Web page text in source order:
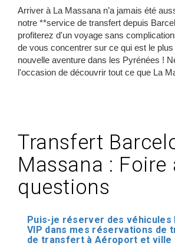
Arriver à La Massana n’a jamais été
notre **service de transfert depuis
profiterez d'un voyage sans
de vous concentrer sur ce qui est le
nouvelle aventure dans les Pyrénées !
l'occasion de découvrir tout ce que La
Transfert
Massana : Foire
questions
Puis-je réserver des véhicules
VIP dans mes réservations de
de transfert à Aéroport et ville